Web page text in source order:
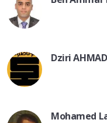
Dziri AHMAD
Mohamed